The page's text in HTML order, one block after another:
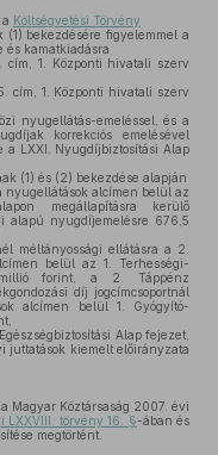
Költségvetési Törvény
bekezdésére figyelemmel a
és kamatkiadásra
cím, 1. Központi hivatali szerv
cím, 1. Központi hivatali szerv
nyugellátás-emeléssel, és a
korrekciós emelésével
a LXXI. Nyugdíjbiztosítási Alap
(1) és (2) bekezdése alapján
nyugellátások alcímen belül az
megállapításra kerülő
alapú nyugdíjemelésre 676,5
méltányossági ellátásra a 2.
belül az 1. Terhességi-
millió forint, a 2. Táppénz
díj jogcímcsoportnál
alcímen belül 1. Gyógyító-
Alap fejezet,
juttatások kiemelt előirányzata
Magyar Köztársaság 2007. évi
LXXVIII. törvény 16. §-ában és
megtörtént.